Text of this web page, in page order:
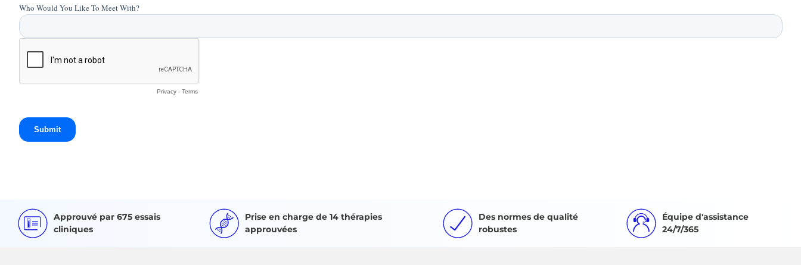
Approuvé par 675 essais
cliniques
Prise en charge de 14 thérapies
approuvées
Des normes de qualité
robustes
Équipe d'assistance
24/7/365